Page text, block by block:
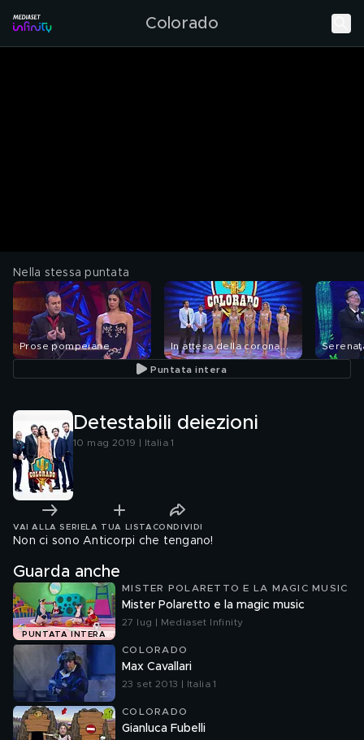
Colorado
Nella stessa puntata
Prose pompeiane In attesa della corona...
Puntata intera
Detestabili deiezioni
10 mag 2019 | Italia 1
VAI ALLA SERIE LA TUA LISTA CONDIVIDI
Non ci sono Anticorpi che tengano!
Guarda anche
PUNTATA INTERA
MISTER POLARETTO E LA MAGIC MUSIC
Mister Polaretto e la magic music
27 lug | Mediaset Infinity
COLORADO
Max Cavallari
23 set 2013 | Italia 1
COLORADO
Gianluca Fubelli